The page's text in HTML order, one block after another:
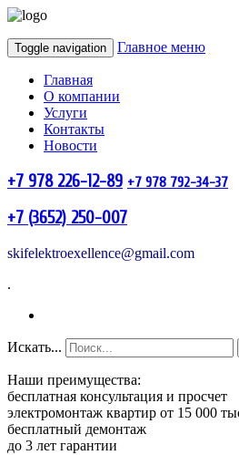
Toggle navigation Главное меню
Главная
О компании
Услуги
Контакты
Новости
+7 978 226-12-89 +7 978 792-34-37
+7 (3652) 250-007
skifelektroexellence@gmail.com
.
Искать...
Наши преимущества:
бесплатная консультация и просчет
электромонтаж квартир от 15 000
бесплатный демонтаж
до 3 лет гарантии